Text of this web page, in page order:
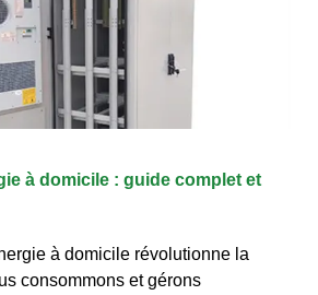
à domicile : guide complet et
à domicile révolutionne la
consommons et gérons